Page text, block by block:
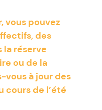
vous pouvez
des
la réserve
ou de la
vous à jour des
cours de l’été